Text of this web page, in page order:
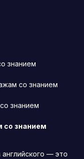
знанием
со знанием
знанием
со знанием
— это